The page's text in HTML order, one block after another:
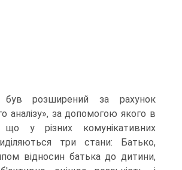
був розширений за рахунок
аналізу», за допомогою якого в
що у різних комунікативних
три стани: Батько,
відносин батька до дитини,